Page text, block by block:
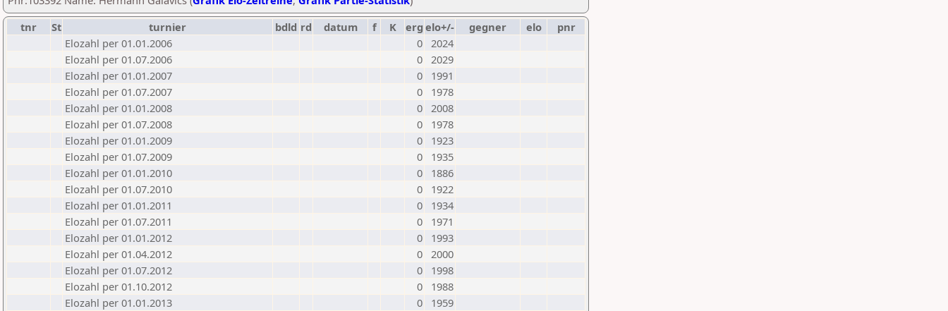
tnr
St turnier bdld rd datum f K erg elo+/- gegner elo
pnr
Elozahl per 01.01.2006
0 2024
Elozahl per 01.07.2006
0 2029
Elozahl per 01.01.2007
0
1991
Elozahl per 01.07.2007
0
1978
Elozahl per 01.01.2008
0 2008
Elozahl per 01.07.2008
0
1978
Elozahl per 01.01.2009
0
1923
Elozahl per 01.07.2009
0
1935
Elozahl per 01.01.2010
0
1886
Elozahl per 01.07.2010
0
1922
Elozahl per 01.01.2011
0
1934
Elozahl per 01.07.2011
0
1971
Elozahl per 01.01.2012
0
1993
Elozahl per 01.04.2012
0 2000
Elozahl per 01.07.2012
0
1998
Elozahl per 01.10.2012
0
1988
Elozahl per 01.01.2013
0
1959